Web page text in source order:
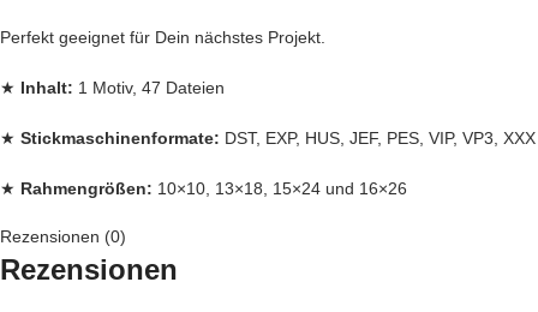
Perfekt geeignet für Dein nächstes Projekt.
★ Inhalt: 1 Motiv, 47 Dateien
★ Stickmaschinenformate: DST, EXP, HUS, JEF, PES, VIP, VP3, XXX
★ Rahmengrößen: 10×10, 13×18, 15×24 und 16×26
JedeStickdatei bei Stickzebra wird mit Liebe per Hand gezeichnet, mit
Herzblut digitalisiert und für
Rezensionen (0)
Rezensionen